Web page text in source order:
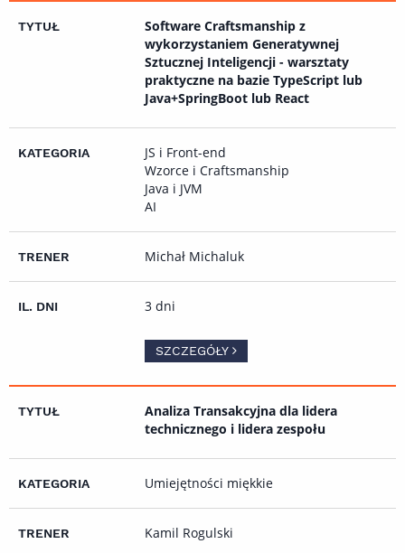
Software Craftsmanship z
wykorzystaniem Generatywnej
Sztucznej Inteligencji - warsztaty
praktyczne na bazie TypeScript lub
Java+SpringBoot lub React
JS i Front-end
Wzorce i Craftsmanship
Java i JVM
AI
Michał Michaluk
3 dni
SZCZEGÓŁY
Analiza Transakcyjna dla lidera
technicznego i lidera zespołu
Umiejętności miękkie
Kamil Rogulski